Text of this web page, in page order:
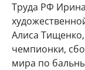
Труда РФ
Алиса
чемпионки,
мира по